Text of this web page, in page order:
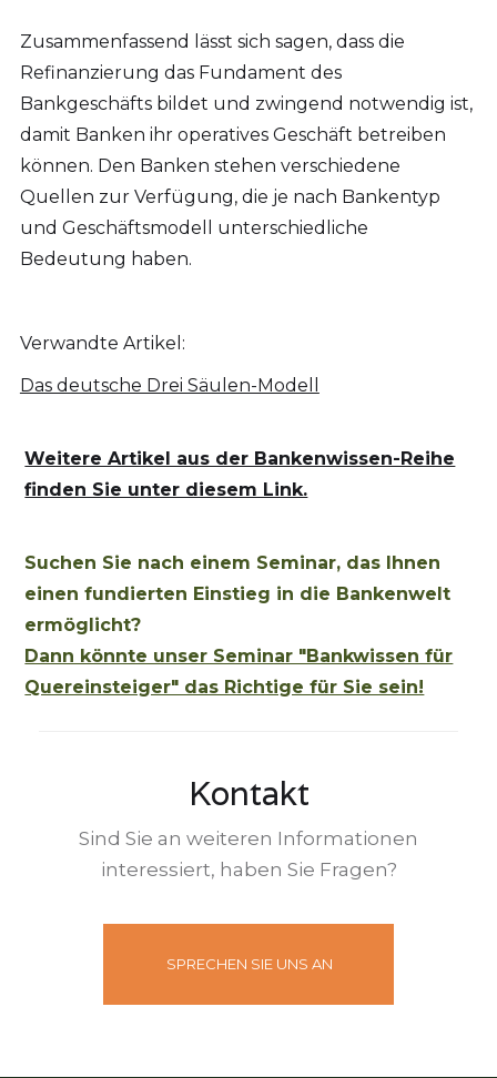
Zusammenfassend lässt sich sagen, dass die
Refinanzierung das Fundament des
Bankgeschäfts bildet und zwingend notwendig ist,
damit Banken ihr operatives Geschäft betreiben
können. Den Banken stehen verschiedene
Quellen zur Verfügung, die je nach Bankentyp
und Geschäftsmodell unterschiedliche
Bedeutung haben.
Verwandte Artikel:
Das deutsche Drei Säulen-Modell
Weitere Artikel aus der Bankenwissen-Reihe
finden Sie unter diesem Link.
Suchen Sie nach einem Seminar, das Ihnen
einen fundierten Einstieg in die Bankenwelt
ermöglicht?
Dann könnte unser Seminar "Bankwissen für
Quereinsteiger" das Richtige für Sie sein!
Kontakt
Sind Sie an weiteren Informationen
interessiert, haben Sie Fragen?
SPRECHEN SIE UNS AN